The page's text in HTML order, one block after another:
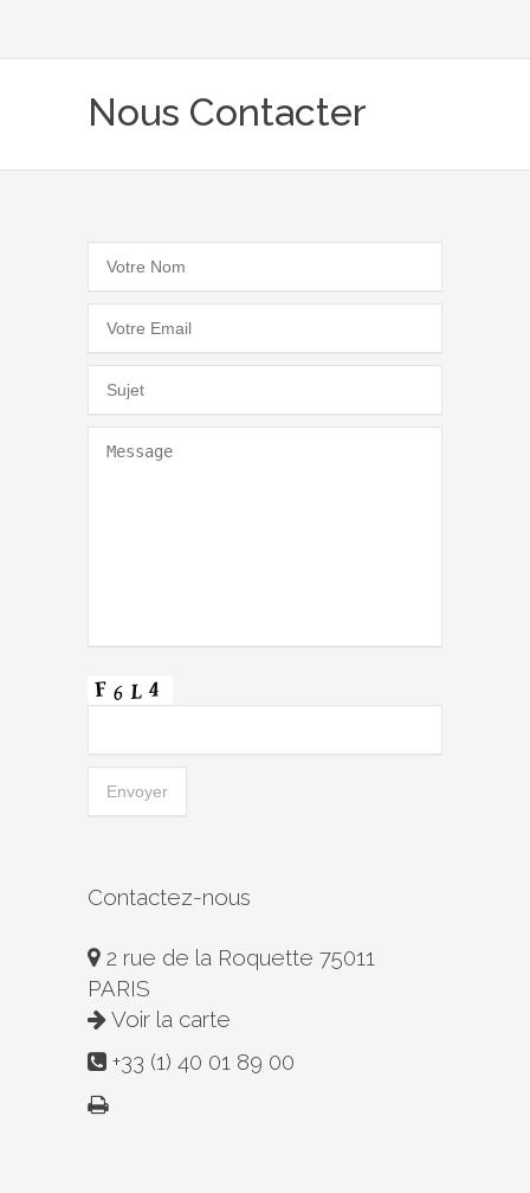
Nous Contacter
Contactez-nous
2 rue de la Roquette 75011
PARIS
Voir la carte
+33 (1) 40 01 89 00